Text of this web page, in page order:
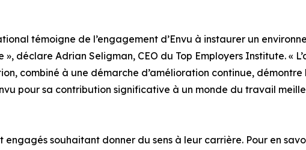
témoigne de l’engagement d’Envu à instaurer un
déclare Adrian Seligman, CEO du Top Employers Institute. «
combiné à une démarche d’amélioration continue, démontre
pour sa contribution significative à un monde du travail
souhaitant donner du sens à leur carrière. Pour en